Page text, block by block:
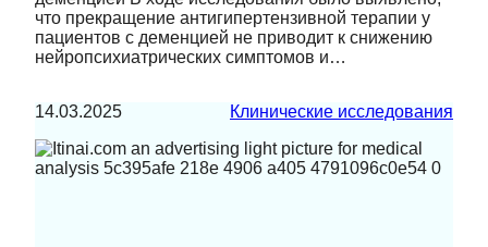
что прекращение антигипертензивной терапии у
пациентов с деменцией не приводит к снижению
нейропсихиатрических симптомов и…
14.03.2025 Клинические исследования